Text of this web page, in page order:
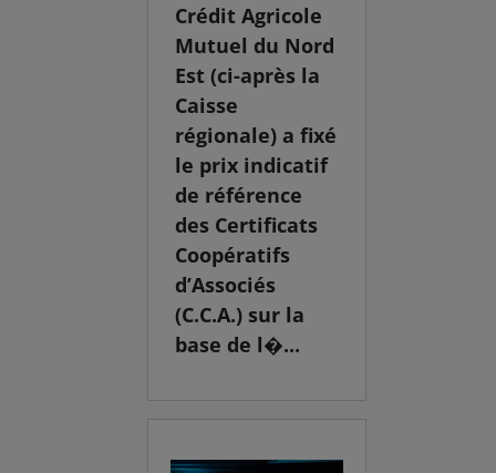
Crédit Agricole
Mutuel du Nord
Est (ci-après la
Caisse
régionale) a fixé
le prix indicatif
de référence
des Certificats
Coopératifs
d’Associés
(C.C.A.) sur la
base de l�...